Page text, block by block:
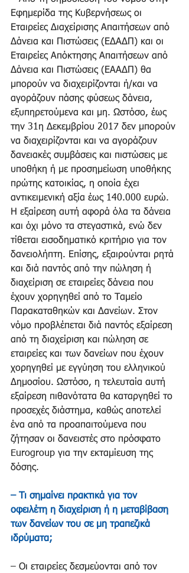
Εφημερίδα της Κυβερνήσεως οι
Εταιρείες Διαχείρισης Απαιτήσεων από
Δάνεια και Πιστώσεις (ΕΔΑΔΠ) και οι
Εταιρείες Απόκτησης Απαιτήσεων από
Δάνεια και Πιστώσεις (ΕΑΑΔΠ) θα
μπορούν να διαχειρίζονται ή/και να
αγοράζουν πάσης φύσεως δάνεια,
εξυπηρετούμενα και μη. Ωστόσο, έως
την 31η Δεκεμβρίου 2017 δεν μπορούν
να διαχειρίζονται και να αγοράζουν
δανειακές συμβάσεις και πιστώσεις με
υποθήκη ή με προσημείωση υποθήκης
πρώτης κατοικίας, η οποία έχει
αντικειμενική αξία έως 140.000 ευρώ.
Η εξαίρεση αυτή αφορά όλα τα δάνεια
και όχι μόνο τα στεγαστικά, ενώ δεν
τίθεται εισοδηματικό κριτήριο για τον
δανειολήπτη. Επίσης, εξαιρούνται ρητά
και διά παντός από την πώληση ή
διαχείριση σε εταιρείες δάνεια που
έχουν χορηγηθεί από το Ταμείο
Παρακαταθηκών και Δανείων. Στον
νόμο προβλέπεται διά παντός εξαίρεση
από τη διαχείριση και πώληση σε
εταιρείες και των δανείων που έχουν
χορηγηθεί με εγγύηση του ελληνικού
Δημοσίου. Ωστόσο, η τελευταία αυτή
εξαίρεση πιθανότατα θα καταργηθεί το
προσεχές διάστημα, καθώς αποτελεί
ένα από τα προαπαιτούμενα που
ζήτησαν οι δανειστές στο πρόσφατο
Eurogroup για την εκταμίευση της
δόσης.
– Τι σημαίνει πρακτικά για τον
οφειλέτη η διαχείριση ή η μεταβίβαση
των δανείων του σε μη τραπεζικά
ιδρύματα;
– Οι εταιρείες δεσμεύονται από τον